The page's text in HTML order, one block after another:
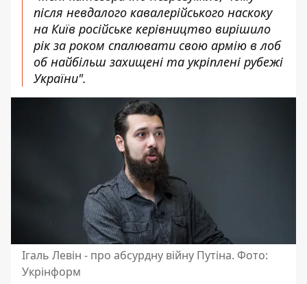
після невдалого кавалерійського наскоку
на Київ російське керівництво вирішило
рік за роком спалювати свою армію в лоб
об найбільш захищені та укріплені рубежі
України".
Ігаль Левін - про абсурдну війну Путіна. Фото:
Укрінформ